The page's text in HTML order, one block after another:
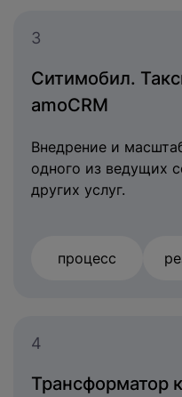
3
Ситимобил.
amoCRM
Внедрение и
одного из ведущих
других услуг.
процесс
4
Трансформатор